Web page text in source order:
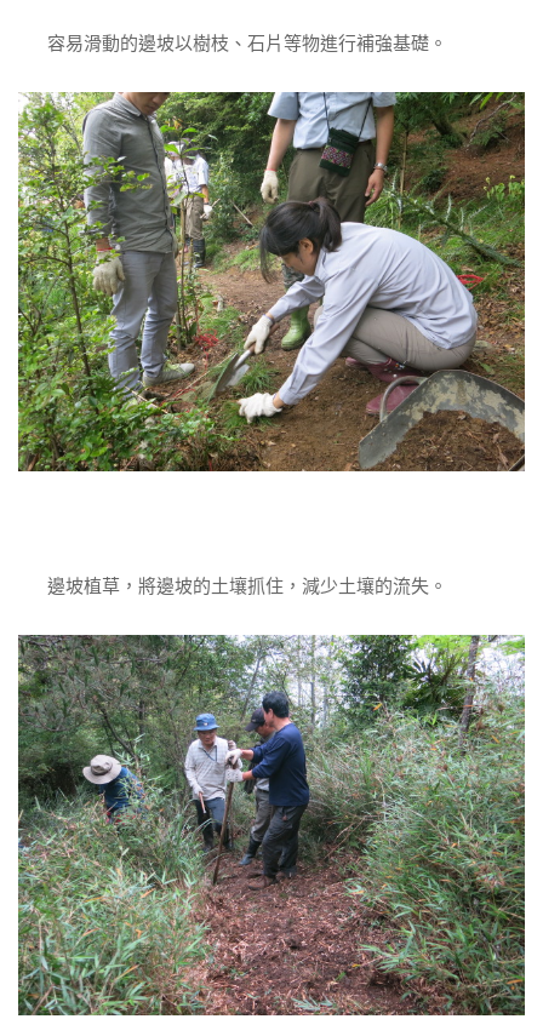
容易滑動的邊坡以樹枝、石片等物進行補強基礎。
邊坡植草，將邊坡的土壤抓住，減少土壤的流失。